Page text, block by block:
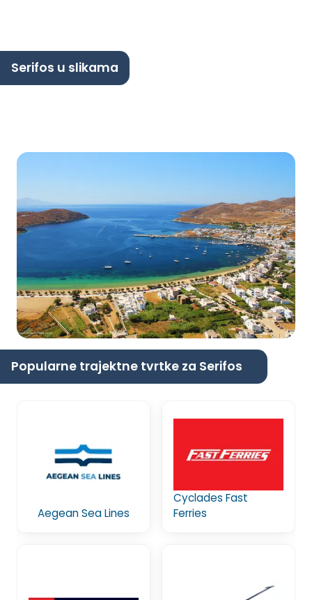
Serifos u slikama
Popularne trajektne tvrtke za Serifos
Aegean Sea Lines
Cyclades Fast
Ferries